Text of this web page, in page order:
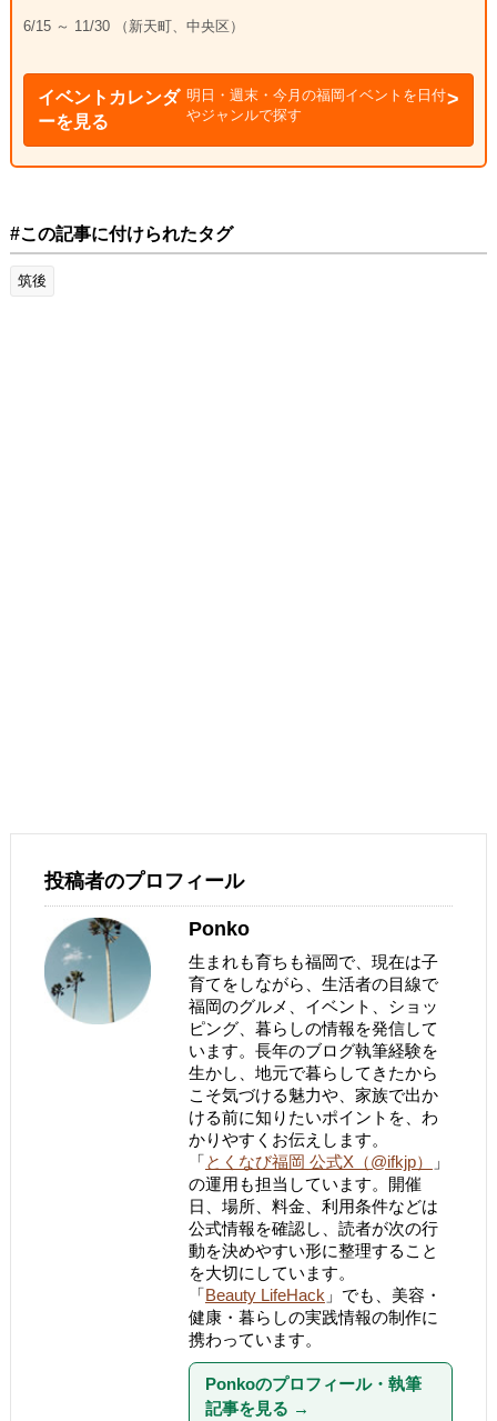
6/15 ～ 11/30 （新天町、中央区）
イベントカレンダ
ーを見る
明日・週末・今月の福岡イベントを日付
やジャンルで探す
#この記事に付けられたタグ
筑後
投稿者のプロフィール
Ponko
生まれも育ちも福岡で、現在は子
育てをしながら、生活者の目線で
福岡のグルメ、イベント、ショッ
ピング、暮らしの情報を発信して
います。長年のブログ執筆経験を
生かし、地元で暮らしてきたから
こそ気づける魅力や、家族で出か
ける前に知りたいポイントを、わ
かりやすくお伝えします。
「とくなび福岡 公式X（@ifkjp）
」
の運用も担当しています。開催
日、場所、料金、利用条件などは
公式情報を確認し、読者が次の行
動を決めやすい形に整理すること
を大切にしています。
「Beauty LifeHack 」でも、美容・
健康・暮らしの実践情報の制作に
携わっています。
Ponkoのプロフィール・執筆
記事を見る →